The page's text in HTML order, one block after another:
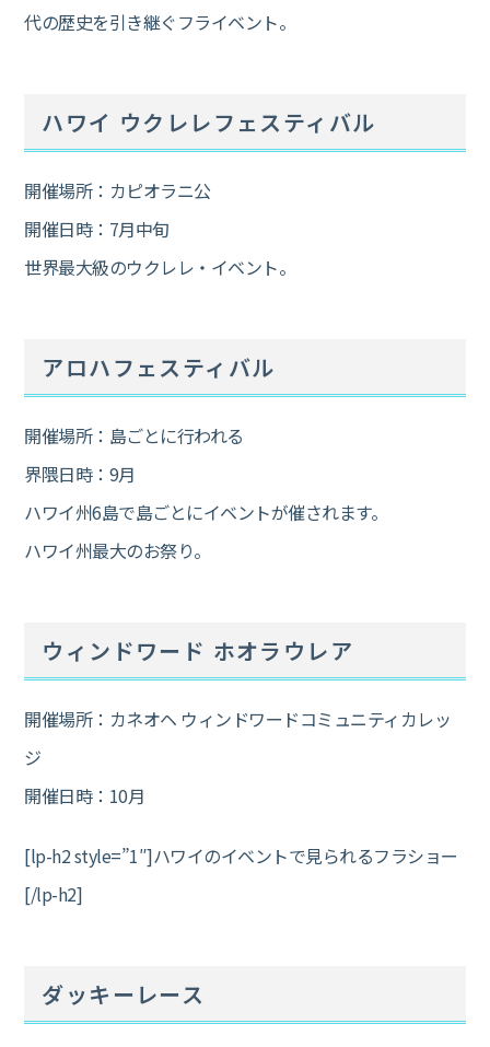
代の歴史を引き継ぐフライベント。
ハワイ ウクレレフェスティバル
開催場所：カピオラニ公
開催日時：7月中旬
世界最大級のウクレレ・イベント。
アロハフェスティバル
開催場所：島ごとに行われる
界隈日時：9月
ハワイ州6島で島ごとにイベントが催されます。
ハワイ州最大のお祭り。
ウィンドワード ホオラウレア
開催場所：カネオヘ ウィンドワードコミュニティカレッ
ジ
開催日時：10月
[lp-h2 style=”1″]ハワイのイベントで見られるフラショー
[/lp-h2]
ダッキーレース